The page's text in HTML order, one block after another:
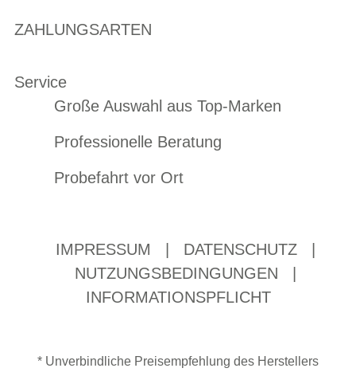
ZAHLUNGSARTEN
Service
Große Auswahl aus Top-Marken
Professionelle Beratung
Probefahrt vor Ort
IMPRESSUM DATENSCHUTZ
NUTZUNGSBEDINGUNGEN
INFORMATIONSPFLICHT
* Unverbindliche Preisempfehlung des Herstellers